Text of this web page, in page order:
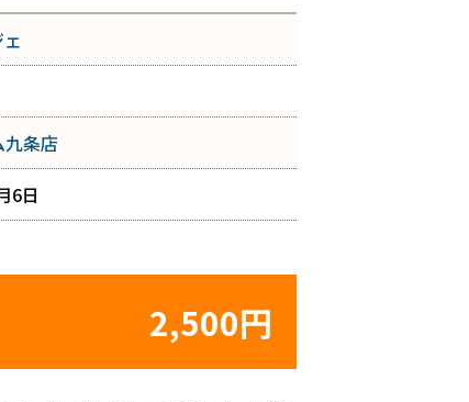
条店
6日
2,500円